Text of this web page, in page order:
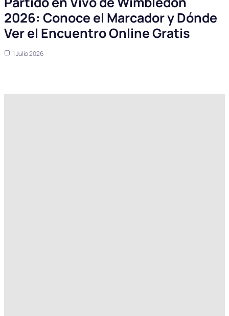
2026: Conoce el Marcador y Dónde
Ver el Encuentro Online Gratis
1 Julio 2026